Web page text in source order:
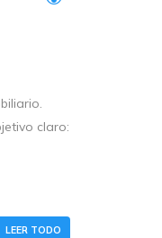
claro:
LEER TODO